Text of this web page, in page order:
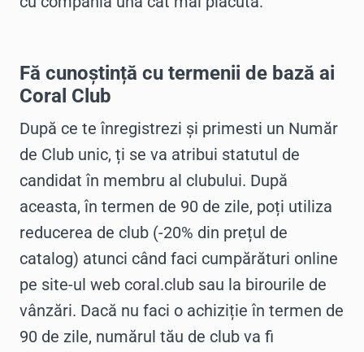
Fă cunoștință cu termenii de bază ai
Coral Club
După ce te înregistrezi și primesti un Număr
de Club unic, ți se va atribui statutul de
candidat în membru al clubului. După
aceasta, în termen de 90 de zile, poți utiliza
reducerea de club (-20% din prețul de
catalog) atunci când faci cumpărături online
pe site-ul web coral.club sau la birourile de
vânzări. Dacă nu faci o achiziție în termen de
90 de zile, numărul tău de club va fi